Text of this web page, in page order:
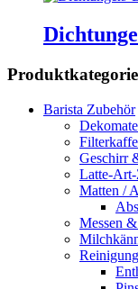
Barista Zubehör
Geschirr
Latte-
Matten /
Messen
Reinigung